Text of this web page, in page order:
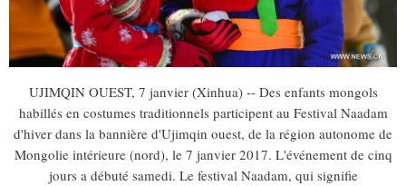
VIDÉOS
UJIMQIN OUEST, 7 janvier (Xinhua) -- Des enfants mongols
habillés en costumes traditionnels participent au Festival Naadam
d'hiver dans la bannière d'Ujimqin ouest, de la région autonome de
Mongolie intérieure (nord), le 7 janvier 2017. L'événement de cinq
jours a débuté samedi. Le festival Naadam, qui signifie